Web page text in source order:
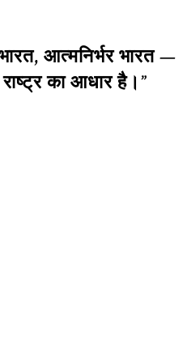
आत्मनिर्भर भारत —
का आधार है।”